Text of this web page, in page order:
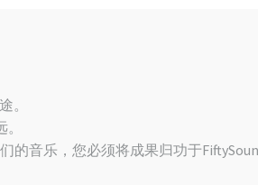
。
的音乐，您必须将成果归功于